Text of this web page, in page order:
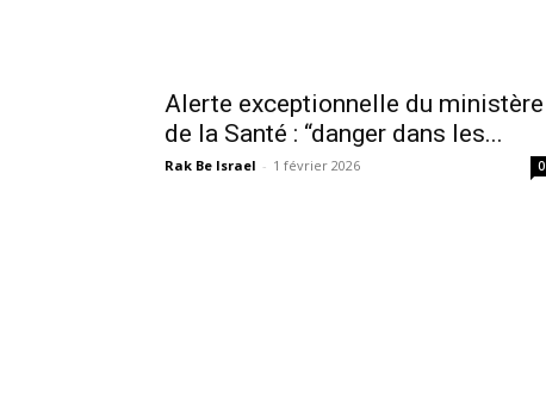
Alerte exceptionnelle du ministère
de la Santé : “danger dans les...
Rak Be Israel - 1 février 2026 0